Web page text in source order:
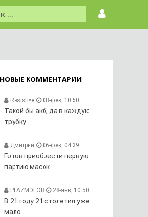
НОВЫЕ КОММЕНТАРИИ
Resistive 08-фев, 10:50
Такой бы акб, да в каждую
трубку..
Дмитрий 06-фев, 04:39
Готов приобрести первую
партию масок..
PLAZMOFOR 28-янв, 10:50
В 21 году 21 столетия уже
мало..